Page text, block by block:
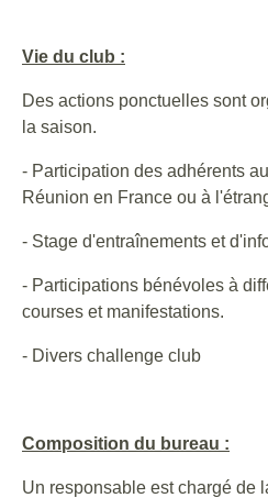
Vie du club :
Des actions ponctuelles sont
la saison.
- Participation des adhérents
Réunion en France ou à
- Stage d'entraînements et
- Participations bénévoles à
courses et manifestations.
- Divers challenge club
Composition du bureau :
Un responsable est chargé de